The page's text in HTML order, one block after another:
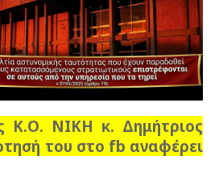
Κ.Ο. ΝΙΚΗ κ. Δημήτριος
του στο fb αναφέρει